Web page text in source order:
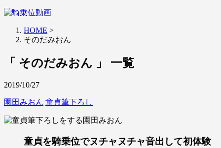
HOME >
そのだみおん
「 そのだみおん 」 一覧
2019/10/27
園田みおん 童貞筆下ろし
童貞を騎乗位でヌチャヌチャ音出して初体験